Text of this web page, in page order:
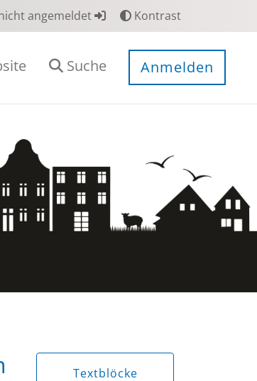
angemeldet Kontrast
Suche Anmelden
Textblöcke